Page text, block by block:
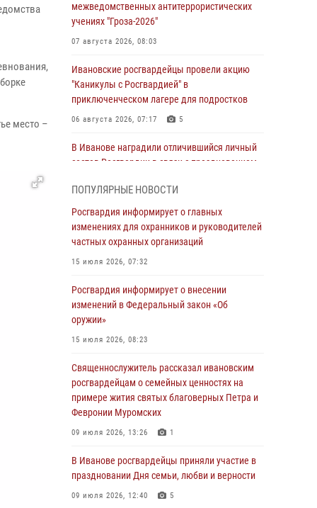
место –
межведомственных антитеррористических
учениях "Гроза-2026"
07 августа 2026, 08:03
Ивановские росгвардейцы провели акцию
"Каникулы с Росгвардией" в
приключенческом лагере для подростков
06 августа 2026, 07:17 5
В Иванове наградили отличившийся личный
состав Росгвардии в связи с празднованием
В Иванове росгвардейцы оказали помощь
пожилому мужчине, которому стало плохо во
В Иванове личный состав Росгвардии принял
участие в торжественных мероприятиях,
02 августа 2026, 11:46 13
Мероприятия в рамках акции «Каникулы с
Росгвардией» продолжаются в Ивановской
В Ивановской области при содействии
Росгвардии задержаны подозреваемые в
ПОПУЛЯРНЫЕ НОВОСТИ
Росгвардия информирует о главных
изменениях для охранников и руководителей
частных охранных организаций
15 июля 2026, 07:32
Росгвардия информирует о внесении
изменений в Федеральный закон «Об
оружии»
15 июля 2026, 08:23
Священнослужитель рассказал ивановским
росгвардейцам о семейных ценностях на
примере жития святых благоверных Петра и
Февронии Муромских
09 июля 2026, 13:26 1
В Иванове росгвардейцы приняли участие в
праздновании Дня семьи, любви и верности
09 июля 2026, 12:40 5